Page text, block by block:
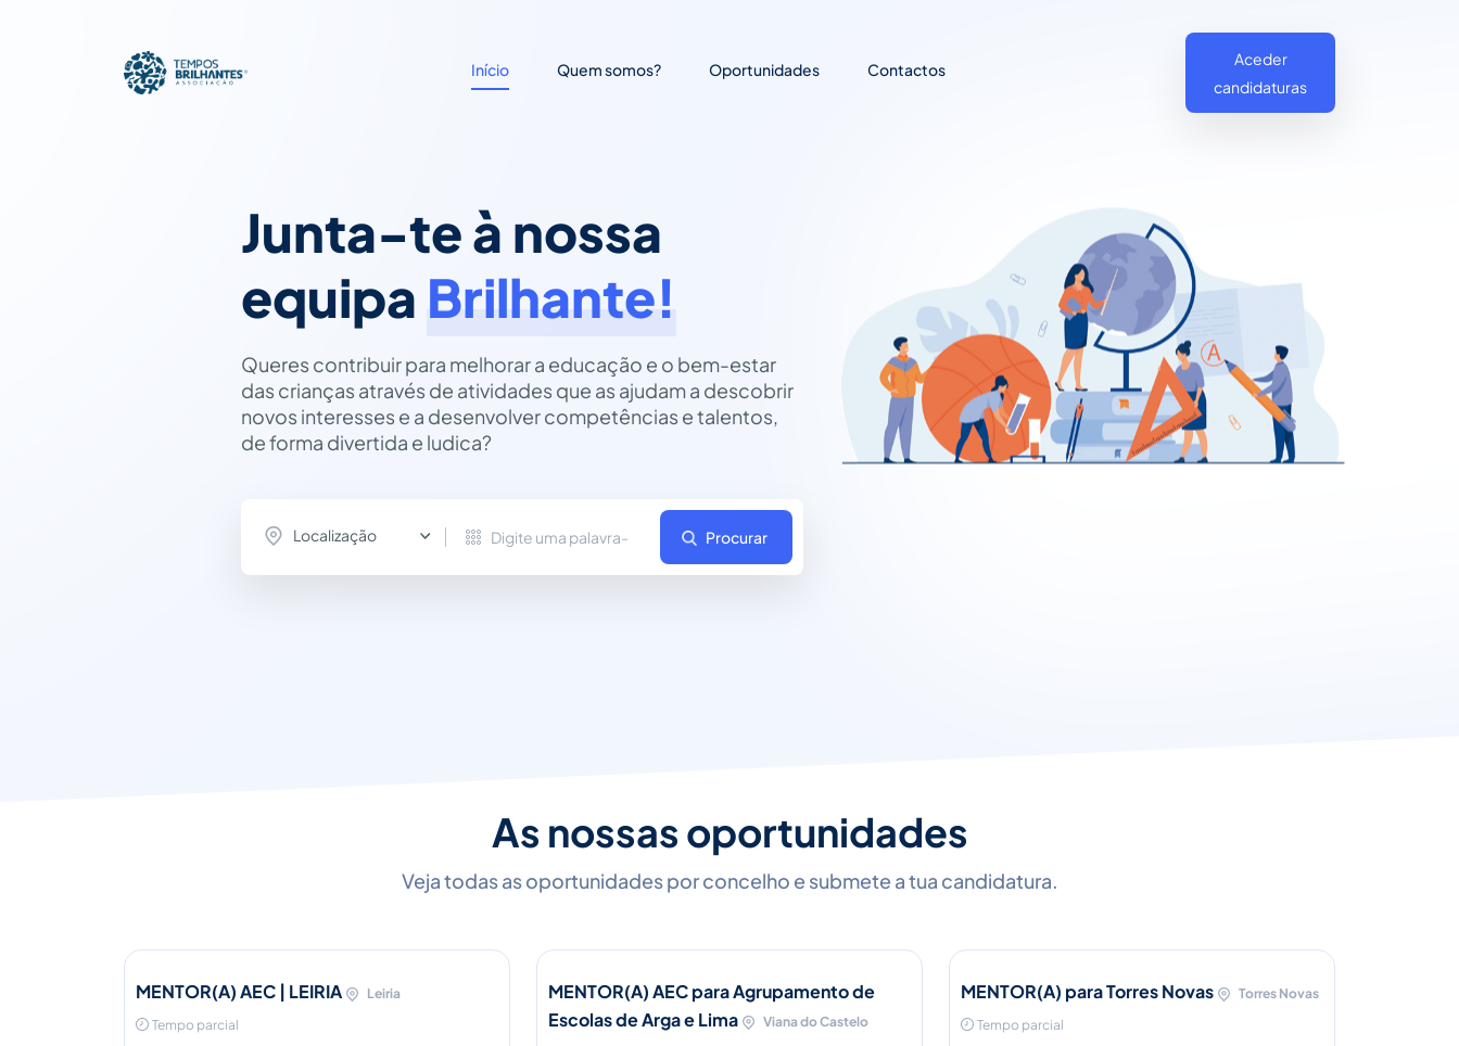
Início Quem somos? Oportunidades Contactos
Aceder
candidaturas
Junta-te à nossa
equipa Brilhante!
Queres contribuir para melhorar a educação e o bem-estar
das crianças através de atividades que as ajudam a descobrir
novos interesses e a desenvolver competências e talentos,
de forma divertida e ludica?
Localização Procurar
As nossas oportunidades
Veja todas as oportunidades por concelho e submete a tua candidatura.
MENTOR(A) AEC | LEIRIA
Leiria
Tempo parcial
MENTOR(A) AEC para Agrupamento de
Escolas de Arga e Lima
Viana do Castelo
MENTOR(A) para Torres Novas
Torres Novas
Tempo parcial